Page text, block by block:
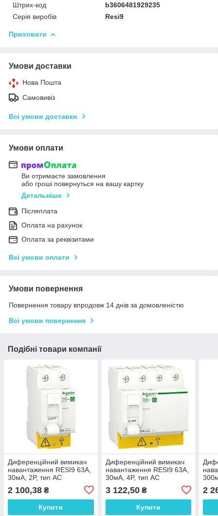
Штрих-код
b3606481929235
Серія виробів
Resi9
Приховати
Умови доставки
Нова Пошта
Самовивіз
Всі умови доставки
Умови оплати
Ви отримаєте замовлення
або гроші повернуться на вашу картку
Детальніше
Післяплата
Оплата на рахунок
Оплата за реквізитами
Всі умови оплати
Умови повернення
Повернення товару впродовж 14 днів за домовленістю
Всі умови повернення
Подібні товари компанії
Диференційний вимикач
навантаження RESI9 63A,
30мA, 2P, тип АС
2 100,38 ₴
Купити
Диференційний вимикач
навантаження RESI9 63A,
30мA, 4P, тип АС
3 122,50₴
Купити
2